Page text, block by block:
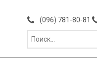
(096) 781-80-81